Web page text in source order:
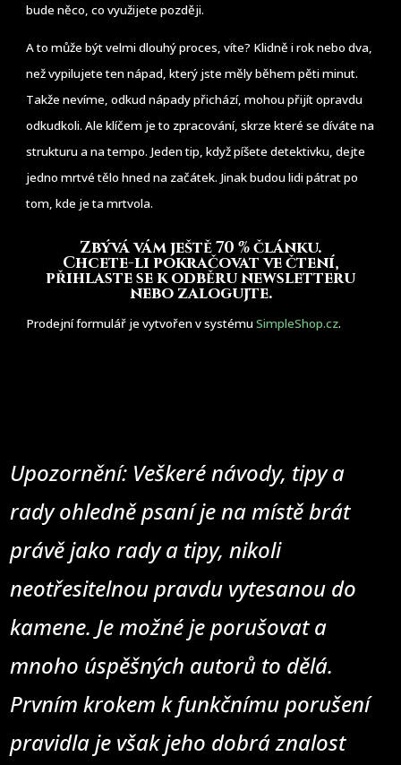
bude něco, co využijete později.
A to může být velmi dlouhý proces, víte? Klidně i rok nebo dva,
než vypilujete ten nápad, který jste měly během pěti minut.
Takže nevíme, odkud nápady přichází, mohou přijít opravdu
odkudkoli. Ale klíčem je to zpracování, skrze které se díváte na
strukturu a na tempo. Jeden tip, když píšete detektivku, dejte
jedno mrtvé tělo hned na začátek. Jinak budou lidi pátrat po
tom, kde je ta mrtvola.
Zbývá vám ještě 70 % článku.
Chcete-li pokračovat ve čtení,
přihlaste se k odběru newsletteru
nebo zalogujte.
Prodejní formulář je vytvořen v systémuSimpleShop.cz.
Upozornění: Veškeré návody, tipy a
rady ohledně psaní je na místě brát
právě jako rady a tipy, nikoli
neotřesitelnou pravdu vytesanou do
kamene. Je možné je porušovat a
mnoho úspěšných autorů to dělá.
Prvním krokem k funkčnímu porušení
pravidla je však jeho dobrá znalost